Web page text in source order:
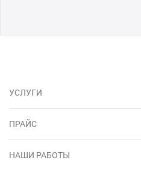
УСЛУГИ
ПРАЙС
НАШИ РАБОТЫ